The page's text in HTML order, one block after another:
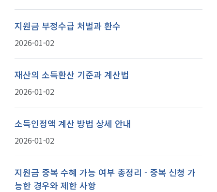
지원금 부정수급 처벌과 환수
2026-01-02
재산의 소득환산 기준과 계산법
2026-01-02
소득인정액 계산 방법 상세 안내
2026-01-02
지원금 중복 수혜 가능 여부 총정리 - 중복 신청 가
능한 경우와 제한 사항